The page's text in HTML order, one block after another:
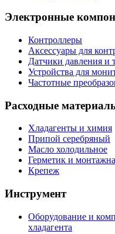
Электронные
Контроллеры
Аксессуары для
Датчики давления и
Устройства для
Частотные
Расходные
Хладагенты и химия
Припой серебряный
Масло холодильное
Герметик и
Крепеж
Инструмент
Оборудование и
хладагента